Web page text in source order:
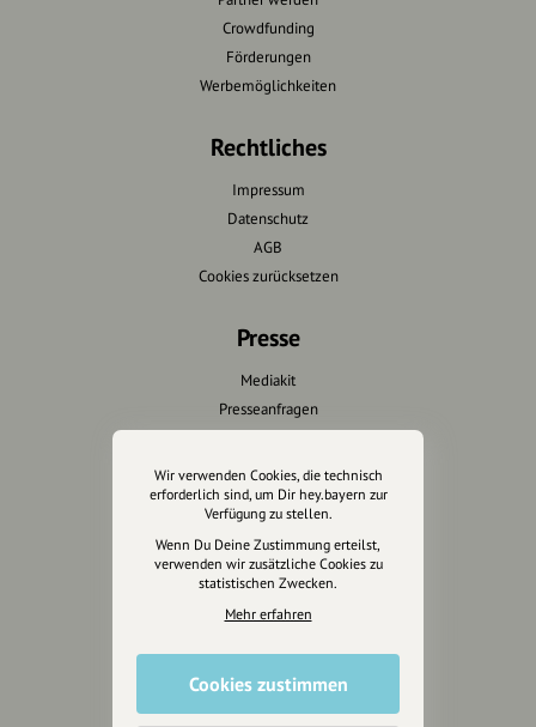
Crowdfunding
Förderungen
Werbemöglichkeiten
Rechtliches
Impressum
Datenschutz
AGB
Cookies zurücksetzen
Presse
Mediakit
Presseanfragen
Wir unterstützen Euch
Fotografie & mehr
Marketing
Anakin Design
Wir verwenden Cookies, die technisch
erforderlich sind, um Dir hey.bayern zur
Verfügung zu stellen.
Wenn Du Deine Zustimmung erteilst,
verwenden wir zusätzliche Cookies zu
statistischen Zwecken.
Mehr erfahren
Cookies zustimmen